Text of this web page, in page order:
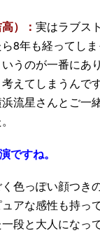
）： 実はラブス
8年も経ってし
うのが一番にあ
えてしまうんで
流星さんとご一
ですね。
色っぽい顔つき
アな感性も持っ
段と大人になっ